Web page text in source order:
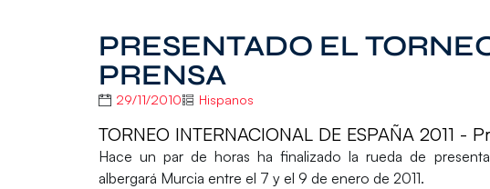
PRESENTADO EL
PRENSA
29/11/2010 Hispanos
TORNEO INTERNACIONAL DE ESPAÑA 2011 -
Hace un par de horas ha finalizado la rueda de
albergará Murcia entre el 7 y el 9 de enero de 2011.